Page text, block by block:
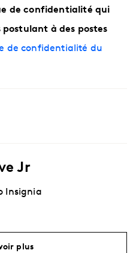
de confidentialité qui
postulant à des postes
de confidentialité du
Jr
Insignia
plus